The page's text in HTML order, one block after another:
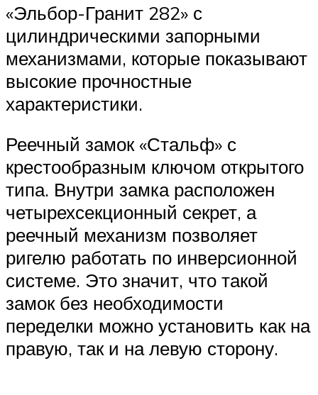
«Эльбор-Гранит 282» с
цилиндрическими запорными
механизмами, которые показывают
высокие прочностные
характеристики.
Реечный замок «Стальф» с
крестообразным ключом открытого
типа. Внутри замка расположен
четырехсекционный секрет, а
реечный механизм позволяет
ригелю работать по инверсионной
системе. Это значит, что такой
замок без необходимости
переделки можно установить как на
правую, так и на левую сторону.